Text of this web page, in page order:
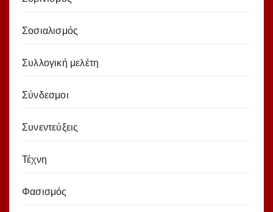
Σοσιαλισμός
Συλλογική μελέτη
Σύνδεσμοι
Συνεντεύξεις
Τέχνη
Φασισμός